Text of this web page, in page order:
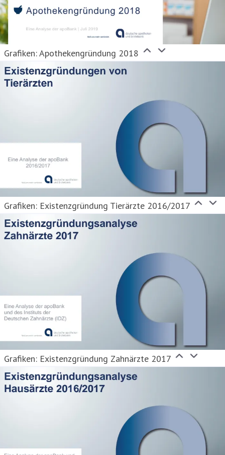
Grafiken: Apothekengründung 2018
Grafiken: Existenzgründung Tierärzte 2016/2017
Grafiken: Existenzgründung Zahnärzte 2017